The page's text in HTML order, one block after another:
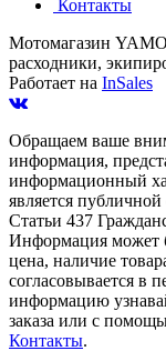
Контакты
Мотомагазин
расходники,
Работает на InSales
Обращаем ваше
информация,
информационный
является
Статьи 437
Информация может
цена, наличие
согласовывается в
информацию
заказа или с
Контакты.